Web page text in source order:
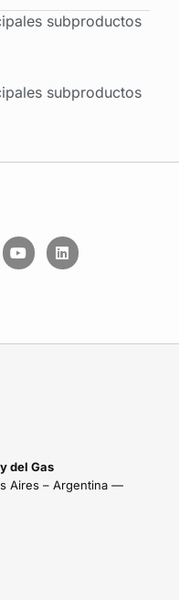
subproductos
subproductos
del Gas
Aires – Argentina —